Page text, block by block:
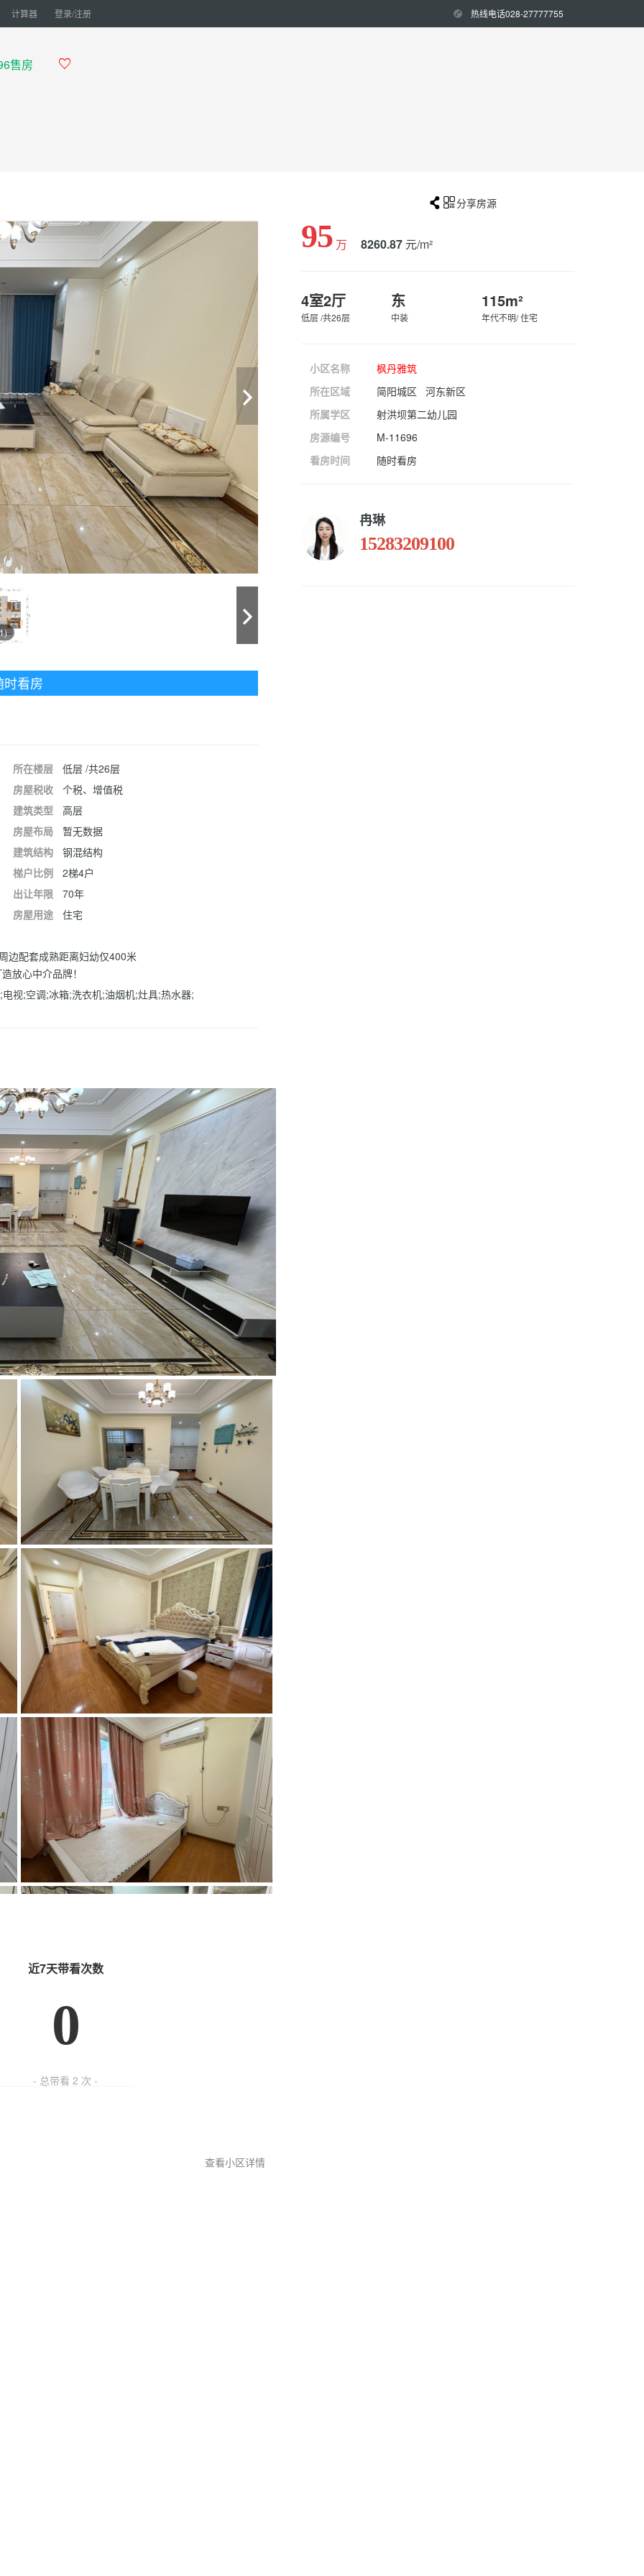
计算器 登录/注册 热线电话028-27777755
售房 
 分享房源
95 万 8260.87 元/m²
4室2厅
低层 /共26层
东
中装
115m²
年代不明/ 住宅
小区名称
枫丹雅筑
所在区域
简阳城区 河东新区
所属学区
射洪坝第二幼儿园
房源编号
M-11696
看房时间
随时看房
冉琳
15283209100
时看房
所在楼层
低层 /共26层
房屋税收
个税、增值税
建筑类型
高层
房屋布局
暂无数据
建筑结构
钢混结构
梯户比例
2梯4户
出让年限
70年
房屋用途
住宅
边配套成熟距离妇幼仅400米
放心中介品牌！
视;空调;冰箱;洗衣机;油烟机;灶具;热水器;
近7天带看次数
0
- 总带看 2 次 -
查看小区详情